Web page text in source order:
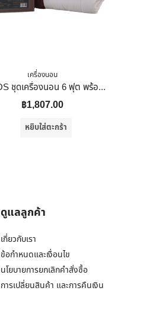
เครื่องนอน
DECOS ชุดเครื่องนอน 6 ฟุต พร้อมนวม ทูโทน สีน้ำตาล
฿1,807.00
หยิบใส่ตะกร้า
ดูแลลูกค้า
เกี่ยวกับเรา
ข้อกำหนดและเงื่อนไข
นโยบายการยกเลิกคำสั่งซื้อ
การเปลี่ยนสินค้า และการคืนเงิน